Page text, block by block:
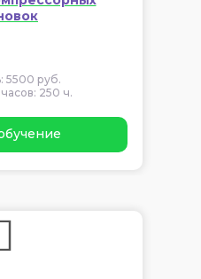
5500 руб.
250 ч.